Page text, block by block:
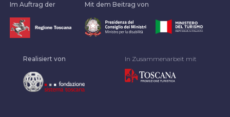
Im Auftrag der Mit dem Beitrag von
Realisiert von In Zusammenarbeit mit